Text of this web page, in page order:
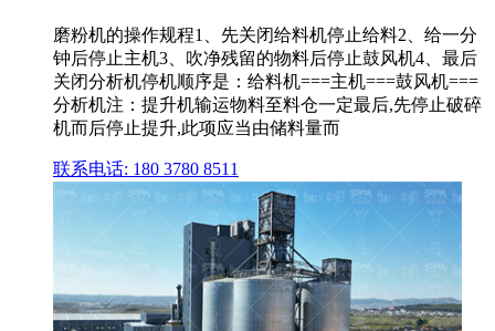
磨粉机的操作规程1、先关闭给料机停止给料2、给一分
钟后停止主机3、吹净残留的物料后停止鼓风机4、最后
关闭分析机停机顺序是：给料机===主机===鼓风机===
分析机注：提升机输运物料至料仓一定最后,先停止破碎
机而后停止提升,此项应当由储料量而
联系电话: 180 3780 8511